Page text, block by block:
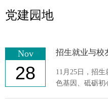
党建园地
Nov
28
招生就业与校友联络处党
11月25日，招
色基因、砥砺初